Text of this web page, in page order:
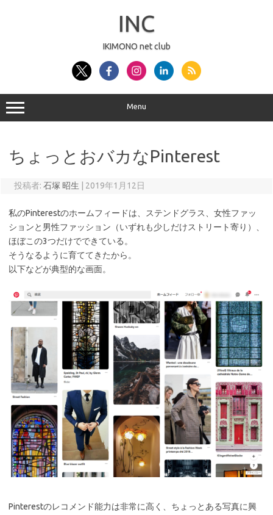
INC
IKIMONO net club
Menu
ちょっとおバカなPinterest
投稿者: 石塚 昭生 2019年1月12日
私のPinterestのホームフィードは、ステンドグラス、女性ファッ
ションと男性ファッション（いずれも少しだけストリート寄り）、
ほぼこの3つだけでできている。
そうなるように育ててきたから。
以下などが典型的な画面。
Pinterestのレコメンド能力は非常に高く、ちょっとある写真に興